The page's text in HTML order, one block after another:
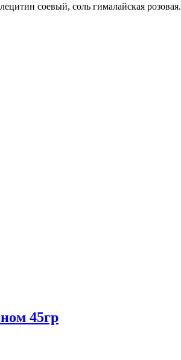
соевый, соль гималайская розовая.
45гр